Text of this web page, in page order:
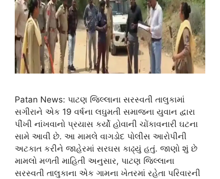
Patan News: પાટણ જિલ્લાના સરસ્વતી તાલુકામાં
સગીરાને એક 19 વર્ષના લઘુમતી સમાજના યુવાન દ્વારા
પીંખી નાંખવાનો પ્રયાસ કર્યો હોવાની ચોંકાવનારી ઘટના
સામે આવી છે. આ મામલે વાગડોદ પોલીસ આરોપીની
અટકાત કરીને જાહેરમાં સરઘસ કાઢ્યું હતું. જાણો શું છે
મામલો મળતી માહિતી અનુસાર, પાટણ જિલ્લાના
સરસ્વતી તાલુકાના એક ગામના ખેતરમાં રહેતા પરિવારની